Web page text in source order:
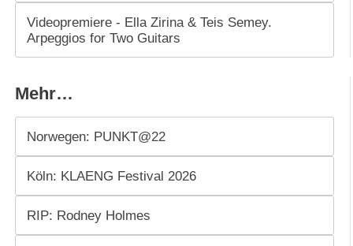
Videopremiere - Ella Zirina & Teis Semey.
Arpeggios for Two Guitars
Mehr…
Norwegen: PUNKT@22
Köln: KLAENG Festival 2026
RIP: Rodney Holmes